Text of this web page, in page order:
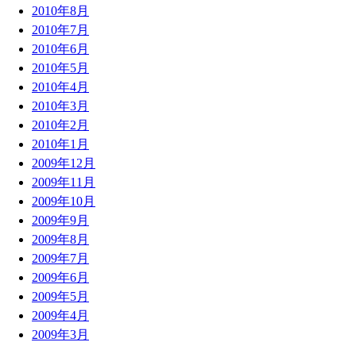
2010年8月
2010年7月
2010年6月
2010年5月
2010年4月
2010年3月
2010年2月
2010年1月
2009年12月
2009年11月
2009年10月
2009年9月
2009年8月
2009年7月
2009年6月
2009年5月
2009年4月
2009年3月